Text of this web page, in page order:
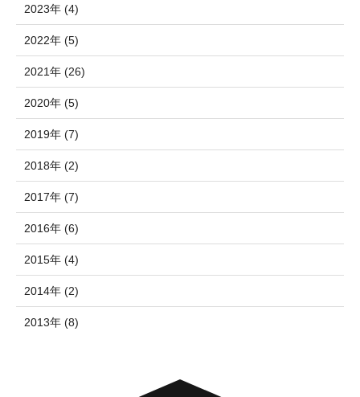
2023年 (4)
2022年 (5)
2021年 (26)
2020年 (5)
2019年 (7)
2018年 (2)
2017年 (7)
2016年 (6)
2015年 (4)
2014年 (2)
2013年 (8)